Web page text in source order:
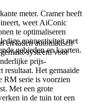
meter. Cramer heeft
weet AiConic
te optimaliseren
connectiviteit met
gebieden en kaarten.
en laden automatisch
systeem voor
prijs-
resultaat. Het gemaaide
RM serie is voorzien
Met een grote
in de tuin tot een